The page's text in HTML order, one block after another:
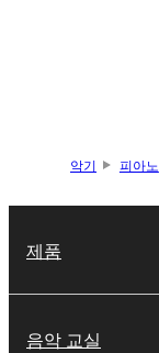
악기 피아노
제품
음악 교실